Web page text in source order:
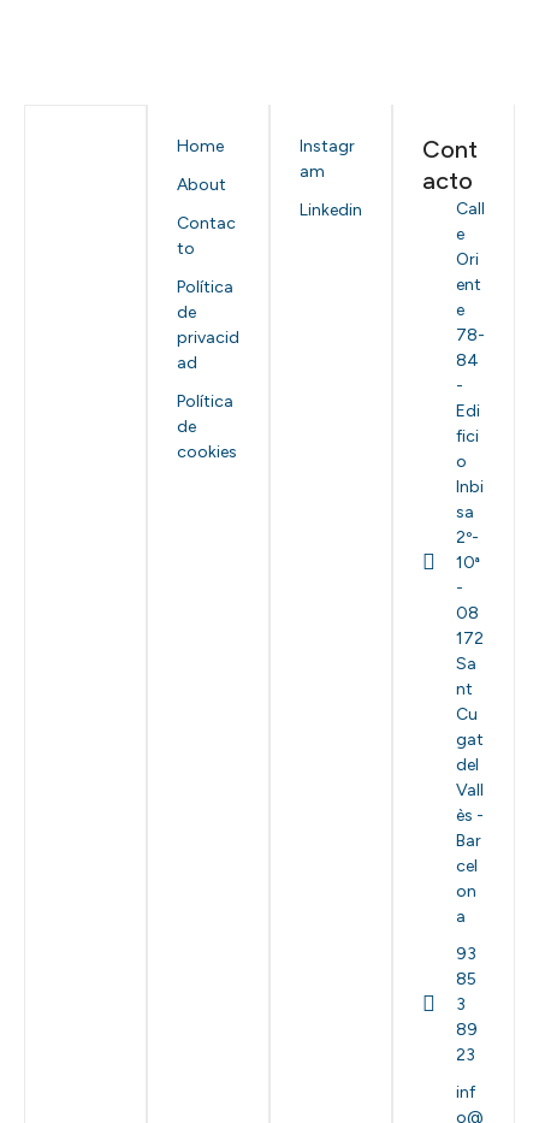
Home
About
Contac
to
Política
de
privacid
ad
Política
de
cookies
Instagr
am
Linkedin
Cont
acto
Call
e
Ori
ent
e
78-
84
-
Edi
fici
o
Inbi
sa
2º-
10ª
-
08
172
Sa
nt
Cu
gat
del
Vall
ès -
Bar
cel
on
a
93
85
3
89
23
inf
o@